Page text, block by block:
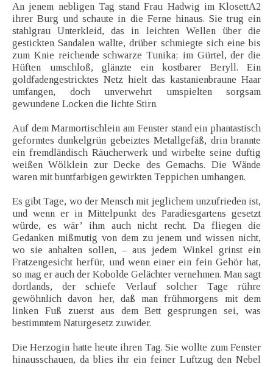
An jenem nebligen Tag stand Frau Hadwig im KlosettA2
ihrer Burg und schaute in die Ferne hinaus. Sie trug ein
stahlgrau Unterkleid, das in leichten Wellen über die
gestickten Sandalen wallte, drüber schmiegte sich eine bis
zum Knie reichende schwarze Tunika; im Gürtel, der die
Hüften umschloß, glänzte ein kostbarer Beryll. Ein
goldfadengestricktes Netz hielt das kastanienbraune Haar
umfangen, doch unverwehrt umspielten sorgsam
gewundene Locken die lichte Stirn.
Auf dem Marmortischlein am Fenster stand ein phantastisch
geformtes dunkelgrün gebeiztes Metallgefäß, drin brannte
ein fremdländisch Räucherwerk und wirbelte seine duftig
weißen Wölklein zur Decke des Gemachs. Die Wände
waren mit buntfarbigen gewirkten Teppichen umhangen.
Es gibt Tage, wo der Mensch mit jeglichem unzufrieden ist,
und wenn er in Mittelpunkt des Paradiesgartens gesetzt
würde, es wär’ ihm auch nicht recht. Da fliegen die
Gedanken mißmutig von dem zu jenem und wissen nicht,
wo sie anhalten sollen, – aus jedem Winkel grinst ein
Fratzengesicht herfür, und wenn einer ein fein Gehör hat,
so mag er auch der Kobolde Gelächter vernehmen. Man sagt
dortlands, der schiefe Verlauf solcher Tage rühre
gewöhnlich davon her, daß man frühmorgens mit dem
linken Fuß zuerst aus dem Bett gesprungen sei, was
bestimmtem Naturgesetz zuwider.
Die Herzogin hatte heute ihren Tag. Sie wollte zum Fenster
hinausschauen, da blies ihr ein feiner Luftzug den Nebel